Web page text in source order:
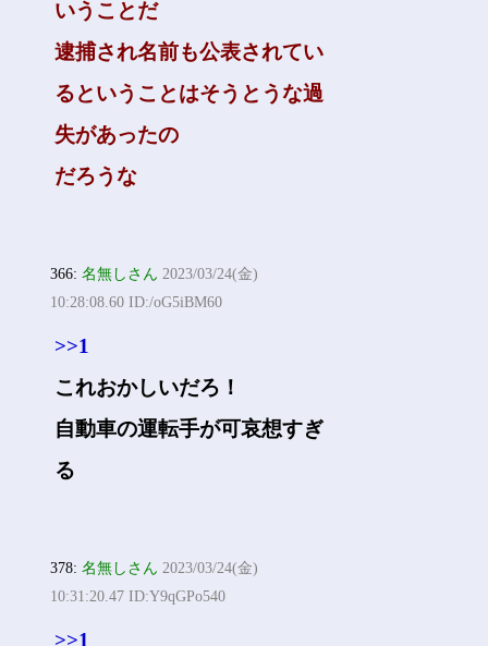
いうことだ
逮捕され名前も公表されてい
るということはそうとうな過
失があったの
だろうな
366:名無しさん 2023/03/24(金)
10:28:08.60 ID:/oG5iBM60
>>1
これおかしいだろ！
自動車の運転手が可哀想すぎ
る
378:名無しさん 2023/03/24(金)
10:31:20.47 ID:Y9qGPo540
>>1